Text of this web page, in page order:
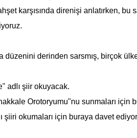
karşısında direnişi anlatırken,
düzenini derinden sarsmış, birçok
adlı şiir okuyacak.
Orotoryumu"nu sunmaları için
şiiri okumaları için buraya davet